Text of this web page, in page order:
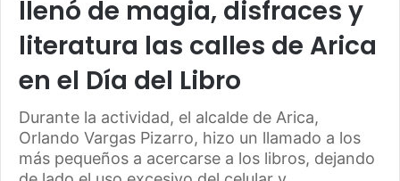
llenó de magia, disfraces y
literatura las calles de Arica
en el Día del Libro
Durante la actividad, el alcalde de Arica,
Orlando Vargas Pizarro, hizo un llamado a los
más pequeños a acercarse a los libros, dejando
o
o
k
b
e